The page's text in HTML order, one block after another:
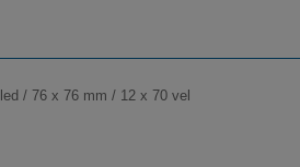
/ 76 x 76 mm / 12 x 70 vel